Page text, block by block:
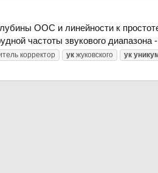
ООС и линейности к
частоты звукового
корректор ук жуковского ук